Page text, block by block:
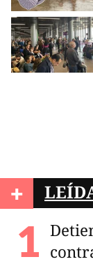
+